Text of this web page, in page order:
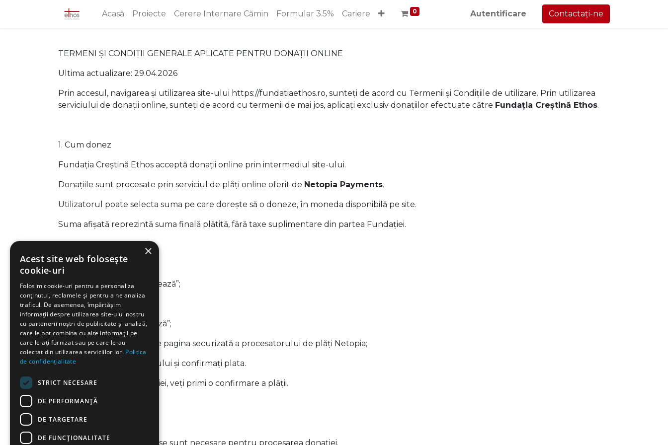
Acasă Proiecte Cerere Internare Cămin Formular 3.5% Cariere 0 Autentificare Contactați-ne
TERMENI ȘI CONDIȚII GENERALE APLICATE PENTRU DONAȚII ONLINE
Ultima actualizare: 29.04.2026
Prin accesul, navigarea și utilizarea site-ului https://fundatiaethos.ro, sunteți de acord cu Termenii și Condițiile de utilizare. Prin utilizarea
serviciului de donații online, sunteți de acord cu termenii de mai jos, aplicați exclusiv donațiilor efectuate către Fundația Creștină Ethos.
1. Cum donez
Fundația Creștină Ethos acceptă donații online prin intermediul site-ului.
Donațiile sunt procesate prin serviciul de plăți online oferit de Netopia Payments.
Utilizatorul poate selecta suma pe care dorește să o doneze, în moneda disponibilă pe site.
Suma afișată reprezintă suma finală plătită, fără taxe suplimentare din partea Fundației.
Pentru a face o donație:
* accesați secțiunea „Donează”;
* introduceți suma dorită;
* apăsați butonul „Donează”;
* veți fi redirecționat către pagina securizată a procesatorului de plăți Netopia;
* introduceți datele cardului și confirmați plata.
După finalizarea tranzacției, veți primi o confirmare a plății.
2. Politica de securitate
Datele personale introduse sunt necesare pentru procesarea donației.
×
Acest site web folosește
cookie-uri
Folosim cookie-uri pentru a personaliza
conținutul, reclamele și pentru a ne analiza
traficul. De asemenea, împărtășim
informații despre utilizarea site-ului nostru
cu partenerii noștri de publicitate și analiză,
care le pot combina cu alte informații pe
care le-ați furnizat sau pe care le-au
colectat din utilizarea serviciilor lor. Politica
de confidențialitate
STRICT NECESARE
DE PERFORMANȚĂ
DE TARGETARE
DE FUNCŢIONALITATE